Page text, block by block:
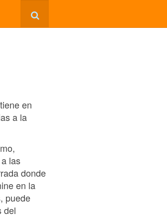
en
a la
las
donde
en la
puede
del